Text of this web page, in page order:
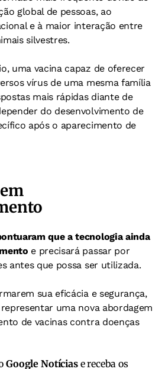
global de pessoas, ao
e à maior interação entre
silvestres.
uma vacina capaz de oferecer
vírus de uma mesma família
mais rápidas diante de
do desenvolvimento de
após o aparecimento de
que a tecnologia ainda
e precisará passar por
antes que possa ser utilizada.
sua eficácia e segurança,
uma nova abordagem
de vacinas contra doenças
Google Notíciase receba os